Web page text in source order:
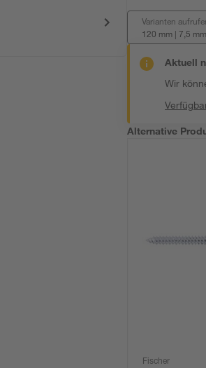
Varianten
120 mm | 7,5 mm
Aktuell
Wir
Alternative
Fischer